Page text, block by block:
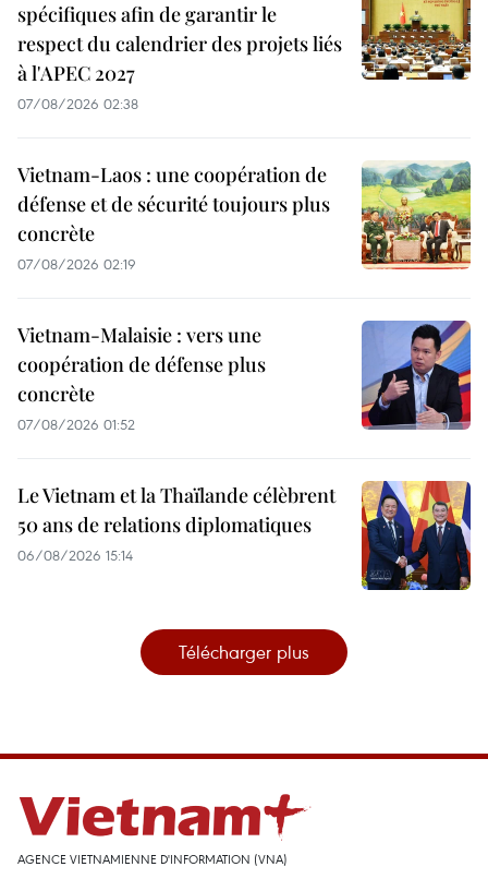
spécifiques afin de garantir le
respect du calendrier des projets liés
à l'APEC 2027
07/08/2026 02:38
Vietnam-Laos : une coopération de
défense et de sécurité toujours plus
concrète
07/08/2026 02:19
Vietnam-Malaisie : vers une
coopération de défense plus
concrète
07/08/2026 01:52
Le Vietnam et la Thaïlande célèbrent
50 ans de relations diplomatiques
06/08/2026 15:14
Télécharger plus
AGENCE VIETNAMIENNE D'INFORMATION (VNA)